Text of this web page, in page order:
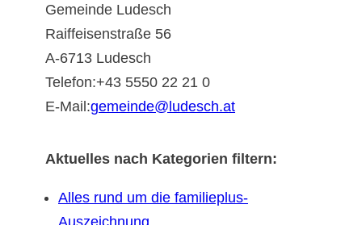
Gemeinde Ludesch
Raiffeisenstraße 56
A-6713 Ludesch
Telefon:+43 5550 22 21 0
E-Mail:gemeinde@ludesch.at
Aktuelles nach Kategorien filtern:
Alles rund um die familieplus-
Auszeichnung